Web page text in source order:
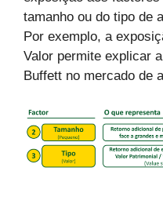
tamanho ou do tipo de
Por exemplo, a
Valor permite explicar
Buffett no mercado de